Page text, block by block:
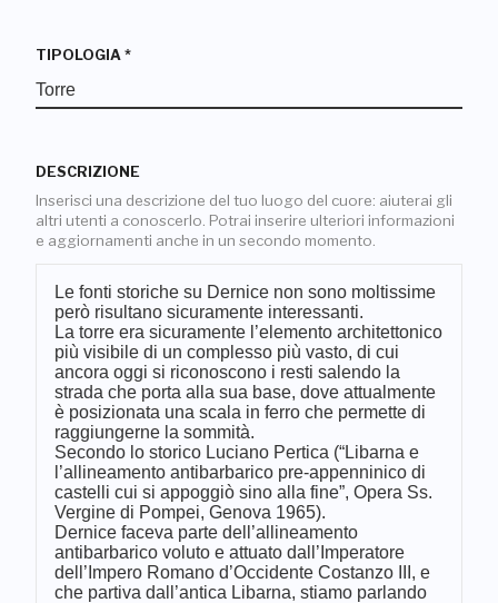
TIPOLOGIA *
DESCRIZIONE
Inserisci una descrizione del tuo luogo del cuore: aiuterai gli
altri utenti a conoscerlo. Potrai inserire ulteriori informazioni
e aggiornamenti anche in un secondo momento.